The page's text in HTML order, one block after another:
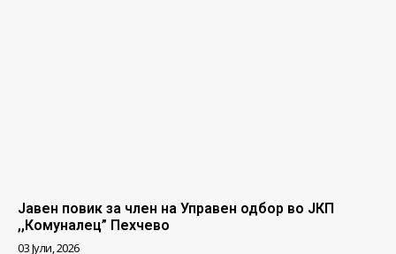
Јавен повик за член на Управен одбор во ЈКП
,,Комуналец” Пехчево
03 Јули, 2026